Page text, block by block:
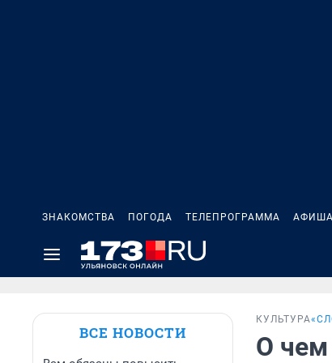
ЗНАКОМСТВА ПОГОДА ТЕЛЕПРОГРАММА АФИША
ВСЕ НОВОСТИ
КУЛЬТУРА
О чем